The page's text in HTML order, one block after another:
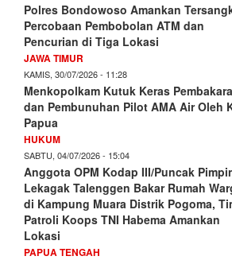
Polres Bondowoso Amankan
Percobaan Pembobolan ATM dan
Pencurian di Tiga Lokasi
JAWA TIMUR
KAMIS, 30/07/2026 - 11:28
Menkopolkam Kutuk Keras
dan Pembunuhan Pilot AMA Air Oleh
Papua
HUKUM
SABTU, 04/07/2026 - 15:04
Anggota OPM Kodap III/Puncak
Lekagak Talenggen Bakar Rumah
di Kampung Muara Distrik Pogoma,
Patroli Koops TNI Habema Amankan
Lokasi
PAPUA TENGAH